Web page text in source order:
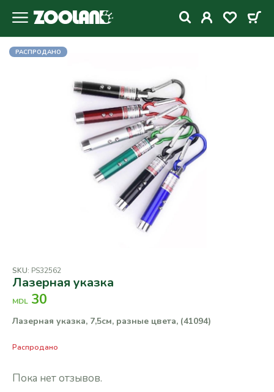
РАСПРОДАНО
SKU: PS32562
Лазерная указка
MDL 30
Лазерная указка, 7,5см, разные цвета, (41094)
Распродано
Пока нет отзывов.